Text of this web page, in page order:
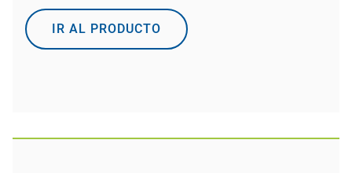
IR AL PRODUCTO